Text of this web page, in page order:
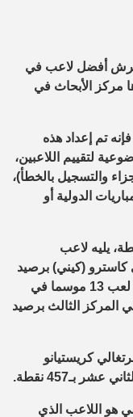
عرش أفضل لاعب في
مركز الأبحاث في
تم إعداد هذه
لتقييم اللاعبين،
والتسجيل بالخطأ)،
الدولية أو
برشلونة القائمة برصيد 695 نقطة، يليه لاعب
كاسترو (كيني) برصيد
566 نقطة، بينما جاء سيزار رودريغيز الذي لعب 13 موسما في
المركز الثالث برصيد
كريستيانو
بـ457 نقطة.
هو اللاعب الذي